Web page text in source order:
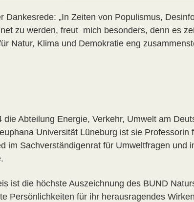
Dankesrede: „In Zeiten von Populismus,
zu werden, freut mich besonders, denn es
Natur, Klima und Demokratie eng
Abteilung Energie, Verkehr, Umwelt am
Universität Lüneburg ist sie Professorin
im Sachverständigenrat für Umweltfragen und
ist die höchste Auszeichnung des BUND
Persönlichkeiten für ihr herausragendes